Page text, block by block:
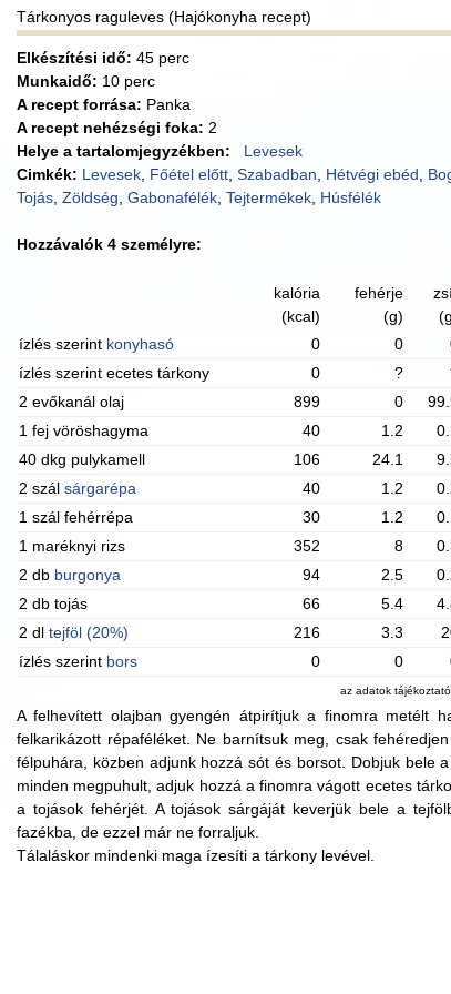
Tárkonyos raguleves (Hajókonyha recept)
Elkészítési idő: 45 perc
Munkaidő: 10 perc
A recept forrása: Panka
A recept nehézségi foka: 2
Helye a tartalomjegyzékben:
Levesek
Cimkék: Levesek Főétel előtt Szabadban Hétvégi ebéd
Tojás Zöldség Gabonafélék Tejtermékek Húsfélék
Hozzávalók 4 személyre:
kalória
(kcal)
fehérje
(g)
ízlés szerint konyhasó 0 0
ízlés szerint ecetes tárkony
0 ?
2 evőkanál olaj
899 0
1 fej vöröshagyma
40 1.2
40 dkg pulykamell
106 24.1
2 szál sárgarépa 40 1.2
1 szál fehérrépa
30 1.2
1 maréknyi rizs
352 8
2 db burgonya 94 2.5
2 db tojás
66 5.4
2 dl tejföl (20%) 216 3.3
ízlés szerint bors 0 0
az adatok
A felhevített olajban gyengén átpirítjuk a finomra metélt
felkarikázott répaféléket. Ne barnítsuk meg, csak
félpuhára, közben adjunk hozzá sót és borsot. Dobjuk bele
minden megpuhult, adjuk hozzá a finomra vágott ecetes
a tojások fehérjét. A tojások sárgáját keverjük bele a
fazékba, de ezzel már ne forraljuk.
Tálaláskor mindenki maga ízesíti a tárkony levével.